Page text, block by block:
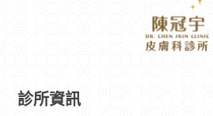
診所資訊